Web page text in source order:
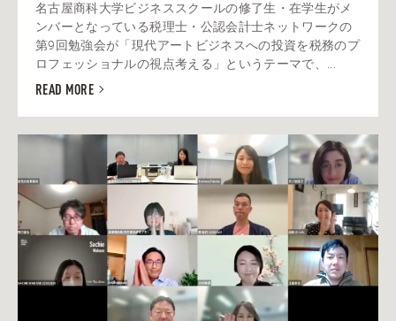
名古屋商科大学ビジネススクールの修了生・在学生がメ
ンバーとなっている税理士・公認会計士ネットワークの
第9回勉強会が「現代アートビジネスへの投資を税務のプ
ロフェッショナルの視点考える」というテーマで、...
READ MORE